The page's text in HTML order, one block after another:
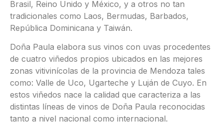
Brasil, Reino Unido y México, y a otros no tan
tradicionales como Laos, Bermudas, Barbados,
República Dominicana y Taiwán.
Doña Paula elabora sus vinos con uvas procedentes
de cuatro viñedos propios ubicados en las mejores
zonas vitivinícolas de la provincia de Mendoza tales
como: Valle de Uco, Ugarteche y Luján de Cuyo. En
estos viñedos nace la calidad que caracteriza a las
distintas líneas de vinos de Doña Paula reconocidas
tanto a nivel nacional como internacional.